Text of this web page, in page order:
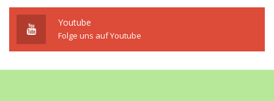
Youtube
Folge uns auf Youtube